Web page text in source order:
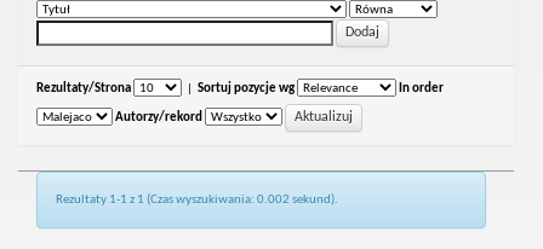
Rezultaty/Strona Sortuj pozycje wg In order
Autorzy/rekord
Rezultaty 1-1 z 1 (Czas wyszukiwania: 0.002 sekund).